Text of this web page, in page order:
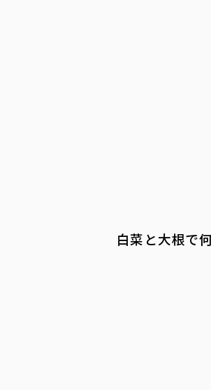
白菜と大根で